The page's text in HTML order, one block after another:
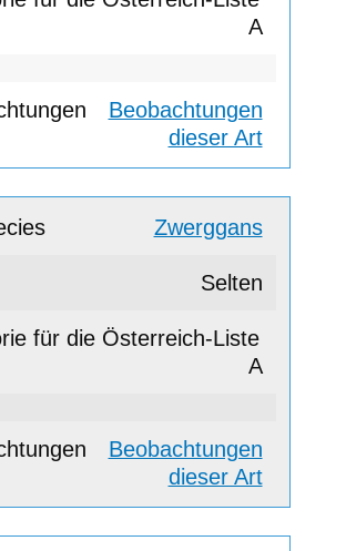
A
Beobachtungen
dieser Art
Zwerggans
Selten
A
Beobachtungen
dieser Art